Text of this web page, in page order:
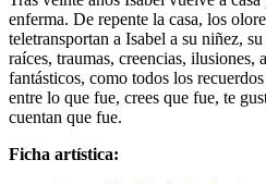
enferma. De repente la casa, los
teletransportan a Isabel a su niñez,
raíces, traumas, creencias,
fantásticos, como todos los
entre lo que fue, crees que fue, te
cuentan que fue.
Ficha artística: